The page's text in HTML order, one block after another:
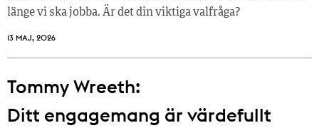
länge vi ska jobba. Är det din viktiga valfråga?
13 MAJ, 2026
Tommy Wreeth:
Ditt engagemang är värdefullt